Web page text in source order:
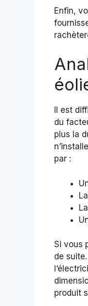
Enfin,
Il est
du
plus la
par :
Si vous
de
produit